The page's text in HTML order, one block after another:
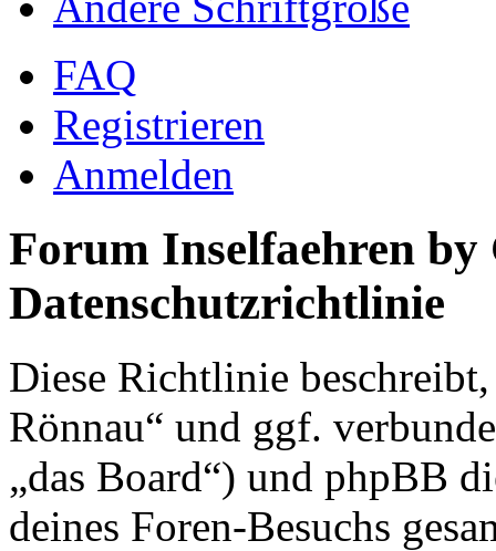
FAQ
Registrieren
Anmelden
Forum Inselfaehren by
Datenschutzrichtlinie
Diese Richtlinie
Rönnau“ und ggf.
„das Board“) und phpBB
deines Foren-Besuchs